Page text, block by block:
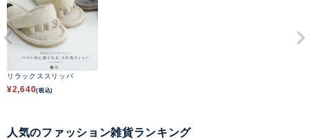
リラックススリッパ
¥2,640(税込)
人気のファッション雑貨ランキング